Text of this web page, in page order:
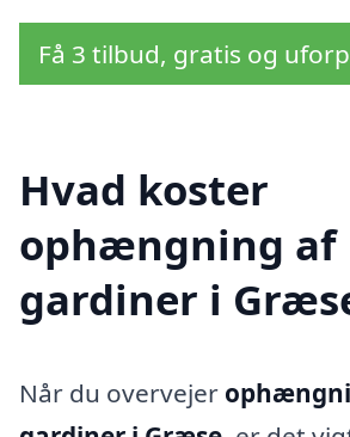
Få 3 tilbud, gratis og
Hvad koster
ophængning af
gardiner i
Når du overvejer